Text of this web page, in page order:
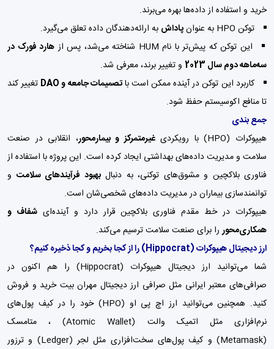
خرید و استفاده از داده‌ها بهره می‌برند.
توکن HPO به عنوان
پاداش به ارائه‌دهندگان داده تعلق می‌گیرد.
این توکن که پیش‌تر با نام HUM شناخته می‌شد، پس از
هارد فورک در
سه‌ماهه دوم سال 2023
و تغییر برند، معرفی شد.
کاربرد این توکن در آینده ممکن است باتصمیمات جامعه و DAO
تغییر کند
تا منافع اکوسیستم حفظ شود.
جمع بندی
هیپوکرات (HPO) با رویکردی
غیرمتمرکز و بیمارمحور، انقلابی در صنعت
سلامت و مدیریت داده‌های بهداشتی ایجاد کرده است. این پروژه با استفاده از
فناوری بلاکچین و مشوق‌های توکنی، به دنبالبهبود فرآیندهای سلامت و
توانمندسازی بیماران در مدیریت داده‌های شخصی‌شان است.
هیپوکرات در خط مقدم فناوری بلاکچین قرار دارد و آینده‌ایشفاف و
همکاری‌محوررا برای صنعت سلامت ترسیم می‌کند.
ارز دیجیتال هیپوکرات(Hippocrat)
را از کجا بخریم و کجا ذخیره کنیم؟
شما می‌توانید ارز دیجیتال هیپوکرات (Hippocrat) را هم اکنون در
صرافی‌های معتبر ایرانی مثل صرافی ارز دیجیتال مهران بیت خرید و فروش
کنید. همچنین می‌توانید ارز اچ پی او (HPO) خود را در کیف پول‌های
نرم‌افزاری مثل اتمیک والت (Atomic Wallet) ،
متامسک
(Metamask)
و کیف پول‌
های سخت‌افزاری مثل لجر (Ledger) و ترزور